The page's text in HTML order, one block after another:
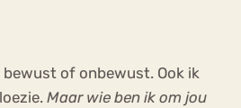
bewust of onbewust. Ook ik
Maar wie ben ik om jou